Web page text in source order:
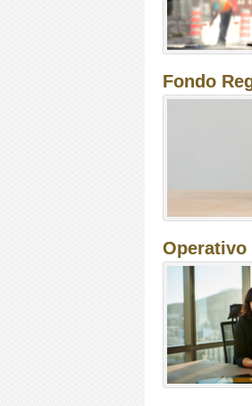
Fondo
Operativo